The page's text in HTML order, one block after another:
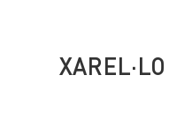
XAREL·LO